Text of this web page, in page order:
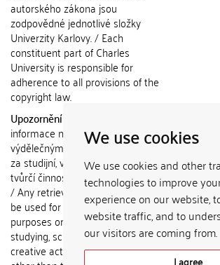
We use cookies
We use cookies and other
technologies to improve
experience on our website,
website traffic, and to
our visitors are coming from.
I agree
autorského zákona jsou
zodpovědné jednotlivé složky
Univerzity Karlovy. / Each
constituent part of Charles
University is responsible for
adherence to all provisions of the
copyright law.
Upozornění / Notice:
informace nemohou být použity k
výdělečným účelům nebo vydávány
za studijní, vědeckou nebo jinou
tvůrčí činnost jiné osoby než autora.
/ Any retrieved information shall not
be used for any commercial
purposes or claimed as results of
studying, scientific or any other
creative activities of any person